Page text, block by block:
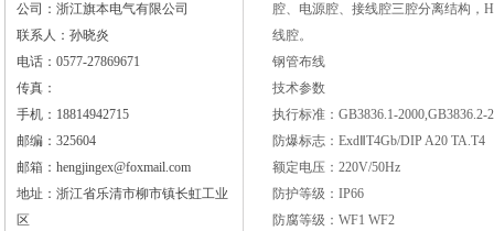
公司：浙江旗本电气有限公司
联系人：孙晓炎
电话：0577-27869671
传真：
手机：18814942715
邮编：325604
邮箱：hengjingex@foxmail.com
地址：浙江省乐清市柳市镇长虹工业
区
腔、电源腔、接线腔三腔分离结构，
线腔。
钢管布线
技术参数
执行标准：GB3836.1-2000,GB3836.2-
防爆标志：ExdⅡT4Gb/DIP A20 TA.T4
额定电压：220V/50Hz
防护等级：IP66
防腐等级：WF1 WF2